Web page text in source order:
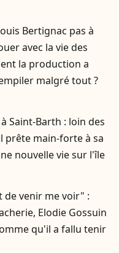
Bertignac pas à
avec la vie des
la production a
malgré tout ?
Saint-Barth : loin des
prête main-forte à sa
nouvelle vie sur l'île
venir me voir" :
Elodie Gossuin
qu'il a fallu tenir